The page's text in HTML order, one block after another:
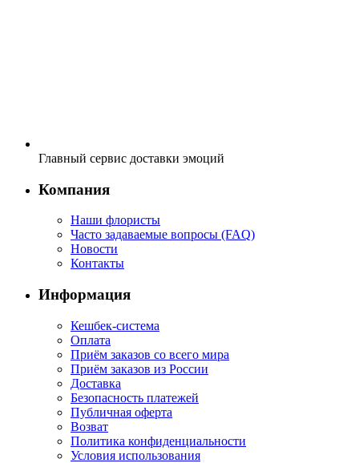
Главный сервис доставки эмоций
Компания
Наши флористы
Часто задаваемые вопросы (FAQ)
Новости
Контакты
Информация
Кешбек-система
Оплата
Приём заказов со всего мира
Приём заказов из России
Доставка
Безопасность платежей
Публичная оферта
Возват
Политика конфиденциальности
Условия использования